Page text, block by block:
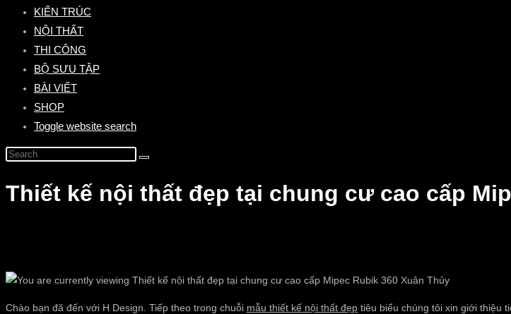
KIẾN TRÚC
NỘI THẤT
THI CÔNG
BỘ SƯU TẬP
BÀI VIẾT
SHOP
Toggle website search
Thiết kế nội thất đẹp tại chung cư cao cấp
Chào bạn đã đến với H Design. Tiếp theo trong chuỗi mẫu thiết kế nội thất đẹp tiêu biểu chúng tôi xin giới thiệu